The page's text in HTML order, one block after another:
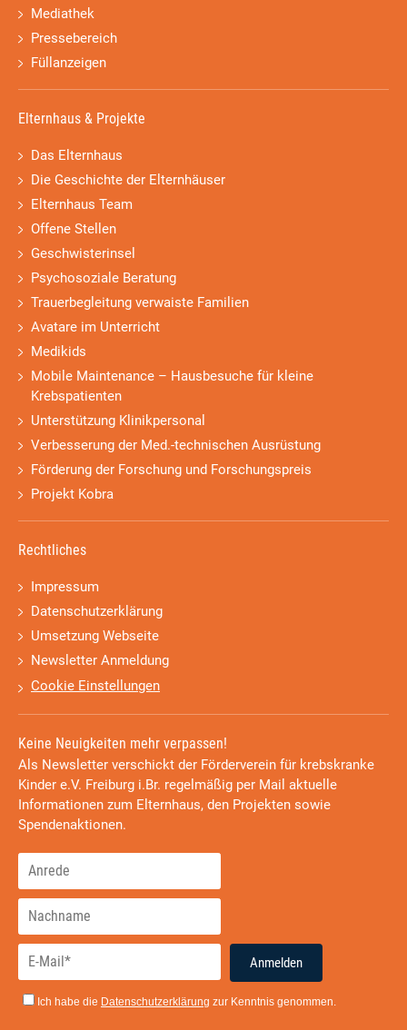
Mediathek
Pressebereich
Füllanzeigen
Elternhaus & Projekte
Das Elternhaus
Die Geschichte der Elternhäuser
Elternhaus Team
Offene Stellen
Geschwisterinsel
Psychosoziale Beratung
Trauerbegleitung verwaiste Familien
Avatare im Unterricht
Medikids
Mobile Maintenance – Hausbesuche für kleine
Krebspatienten
Unterstützung Klinikpersonal
Verbesserung der Med.-technischen Ausrüstung
Förderung der Forschung und Forschungspreis
Projekt Kobra
Rechtliches
Impressum
Datenschutzerklärung
Umsetzung Webseite
Newsletter Anmeldung
Cookie Einstellungen
Keine Neuigkeiten mehr verpassen!
Als Newsletter verschickt der Förderverein für krebskranke
Kinder e.V. Freiburg i.Br. regelmäßig per Mail aktuelle
Informationen zum Elternhaus, den Projekten sowie
Spendenaktionen.
Anmelden
Ich habe die Datenschutzerklärung zur Kenntnis genommen.